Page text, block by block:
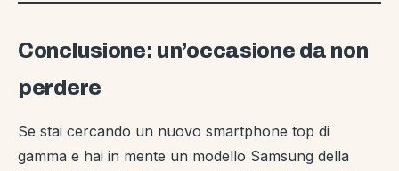
indicato in fase di registrazione. Regolamento
Conclusione: un’occasione da non
perdere
Se stai cercando un nuovo smartphone top di
gamma e hai in mente un modello Samsung della